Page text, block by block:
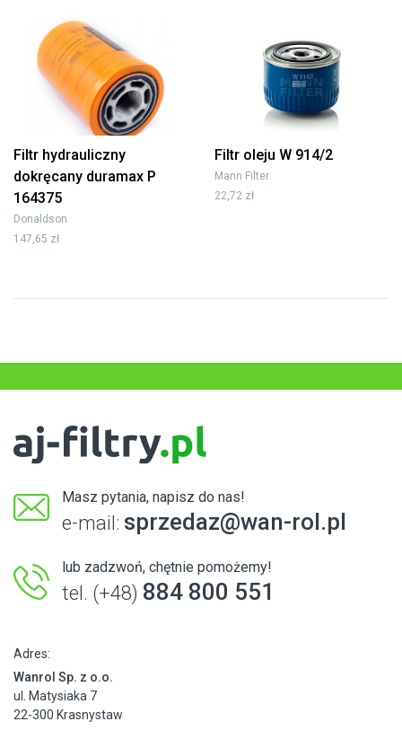
Filtr hydrauliczny
dokręcany duramax P
164375
Donaldson
147,65 zł
Filtr oleju W 914/2
Mann Filter
22,72 zł
Masz pytania, napisz do nas!
e-mail: sprzedaz@wan-rol.pl
lub zadzwoń, chętnie pomożemy!
tel. (+48) 884 800 551
Adres:
Wanrol Sp. z o.o.
ul. Matysiaka 7
22-300 Krasnystaw